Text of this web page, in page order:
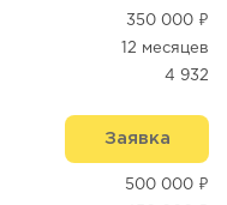
350 000 ₽
12 месяцев
4 932
Заявка
500 000 ₽